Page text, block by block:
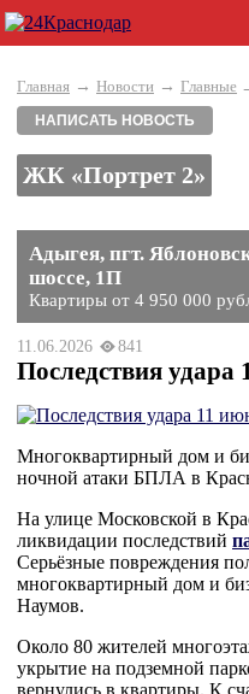
Главная → Новости → Главные
НАПИСАТЬ НОВОСТЬ
ЖК «Портрет 2»
Адыгея, пгт.
шоссе, 1П
Квартиры от 4 950 000
11.06.2026 841
Последствия удара
Многоквартирный дом и
ночной атаки БПЛА в
На улице Московской в
ликвидации последствий
Серьёзные повреждения
многоквартирный дом и
Наумов.
Около 80 жителей
укрытие на подземной
вернулись в квартиры. К